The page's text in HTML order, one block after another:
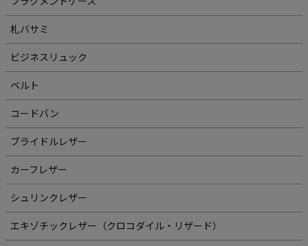
札バサミ
ビジネスリュック
ベルト
コードバン
ブライドルレザー
カーフレザー
シュリンクレザー
エキゾチックレザー（クロコダイル・リザード）